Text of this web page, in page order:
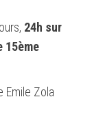
24h sur
15ème
Emile Zola